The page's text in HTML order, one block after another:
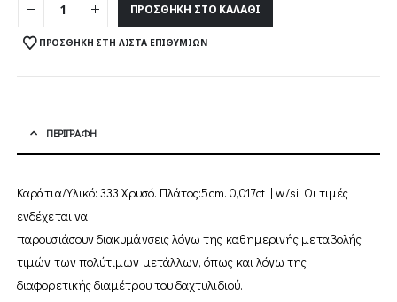
ΠΡΟΣΘΉΚΗ ΣΤΟ ΚΑΛΆΘΙ
ΠΡΟΣΘΉΚΗ ΣΤΗ ΛΊΣΤΑ ΕΠΙΘΥΜΙΏΝ
ΠΕΡΙΓΡΑΦΉ
Καράτια/Υλικό: 333 Χρυσό. Πλάτος:5cm. 0,017ct | w/si. Οι τιµές
ενδέχεται να
παρουσιάσουν διακυµάνσεις λόγω της καθηµερινής µεταβολής
τιµών των πολύτιµων µετάλλων, όπως και λόγω της
διαφορετικής διαµέτρου του δαχτυλιδιού.